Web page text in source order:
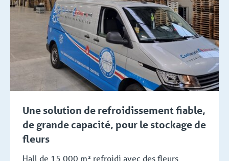
Une solution de refroidissement fiable,
de grande capacité, pour le stockage de
fleurs
Hall de 15 000 m² refroidi avec des fleurs